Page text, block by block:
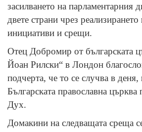
засилването на парламентарния
двете страни чрез
инициативи и срещи.
Отец Добромир от българската
Йоан Рилски“ в Лондон
подчерта, че то се случва в деня,
Българската православна църква
Дух.
Домакини на следващата среща